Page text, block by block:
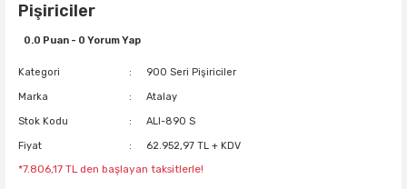
Pişiriciler
0.0 Puan - 0 Yorum Yap
Kategori 900 Seri Pişiriciler
Marka Atalay
Stok Kodu ALI-890 S
Fiyat 62.952,97 TL + KDV
*7.806,17 TL den başlayan taksitlerle!